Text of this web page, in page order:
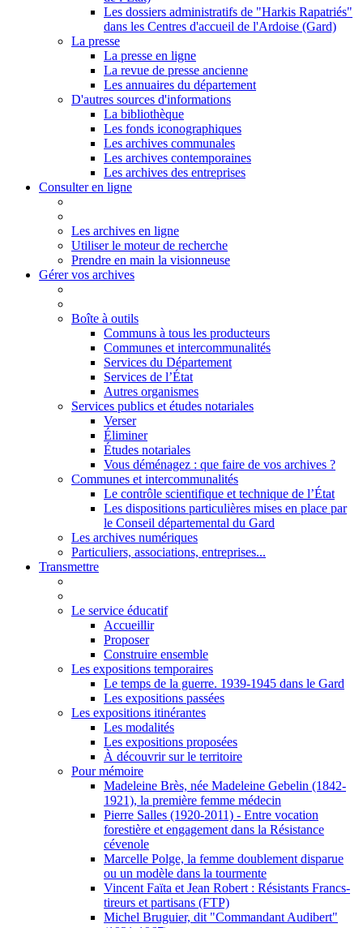
Les dossiers administratifs de "Harkis Rapatriés"
dans les Centres d'accueil de l'Ardoise (Gard)
La presse
La presse en ligne
La revue de presse ancienne
Les annuaires du département
D'autres sources d'informations
La bibliothèque
Les fonds iconographiques
Les archives communales
Les archives contemporaines
Les archives des entreprises
Consulter en ligne
Les archives en ligne
Utiliser le moteur de recherche
Prendre en main la visionneuse
Gérer vos archives
Boîte à outils
Communs à tous les producteurs
Communes et intercommunalités
Services du Département
Services de l’État
Autres organismes
Services publics et études notariales
Verser
Éliminer
Études notariales
Vous déménagez : que faire de vos archives ?
Communes et intercommunalités
Le contrôle scientifique et technique de l’État
Les dispositions particulières mises en place par
le Conseil départemental du Gard
Les archives numériques
Particuliers, associations, entreprises...
Transmettre
Le service éducatif
Accueillir
Proposer
Construire ensemble
Les expositions temporaires
Le temps de la guerre. 1939-1945 dans le Gard
Les expositions passées
Les expositions itinérantes
Les modalités
Les expositions proposées
À découvrir sur le territoire
Pour mémoire
Madeleine Brès, née Madeleine Gebelin (1842-
1921), la première femme médecin
Pierre Salles (1920-2011) - Entre vocation
forestière et engagement dans la Résistance
cévenole
Marcelle Polge, la femme doublement disparue
ou un modèle dans la tourmente
Vincent Faïta et Jean Robert : Résistants Francs-
tireurs et partisans (FTP)
Michel Bruguier, dit "Commandant Audibert"